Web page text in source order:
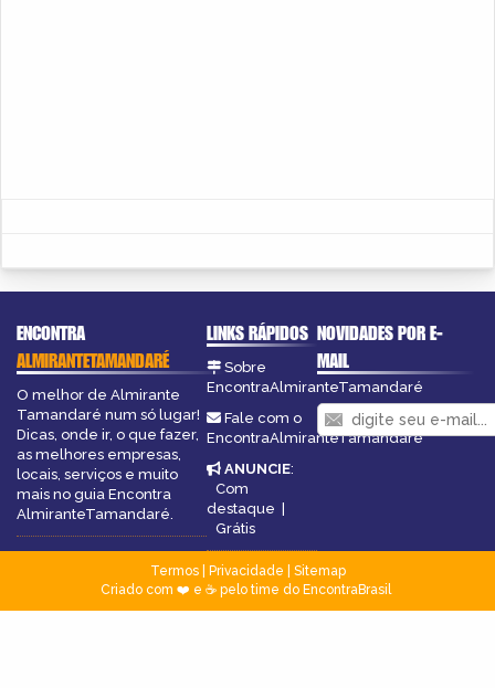
ENCONTRA
ALMIRANTETAMANDARÉ
O melhor de Almirante
Tamandaré num só lugar!
Dicas, onde ir, o que fazer,
as melhores empresas,
locais, serviços e muito
mais no guia Encontra
AlmiranteTamandaré.
LINKS RÁPIDOS
Sobre
EncontraAlmiranteTamandaré
Fale com o
EncontraAlmiranteTamandaré
ANUNCIE:
Com
destaque |
Grátis
NOVIDADES POR E-
MAIL
Termos| Privacidade
Sitemap
Criado com ❤️ e ☕ pelo time do EncontraBrasil